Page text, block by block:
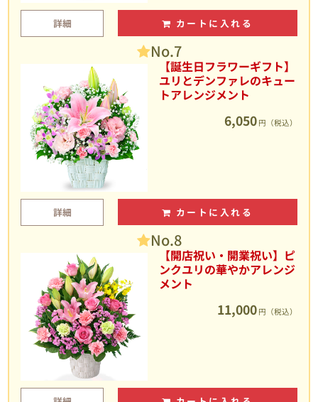
詳細 カートに入れる
No.7
【誕生日フラワーギフト】
ユリとデンファレのキュー
トアレンジメント
6,050 円（税込）
詳細 カートに入れる
No.8
【開店祝い・開業祝い】ピ
ンクユリの華やかアレンジ
メント
11,000 円（税込）